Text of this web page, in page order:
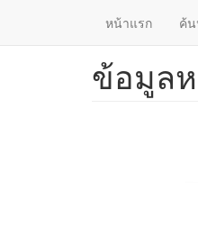
หน้าแรก ค้
ข้อมูล